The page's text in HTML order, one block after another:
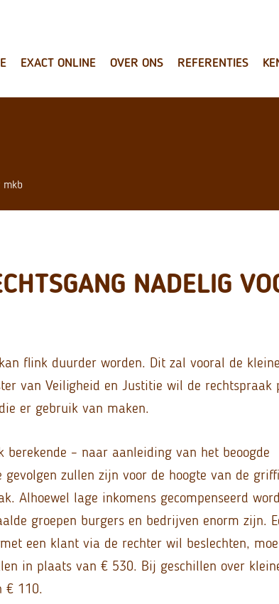
EXACT ONLINE OVER ONS REFERENTIES
mkb
NADELIG
flink duurder worden. Dit zal vooral de kleine
van Veiligheid en Justitie wil de rechtspraak
er gebruik van maken.
berekende – naar aanleiding van het beoogde
gevolgen zullen zijn voor de hoogte van de
Alhoewel lage inkomens gecompenseerd
groepen burgers en bedrijven enorm zijn.
een klant via de rechter wil beslechten,
in plaats van € 530. Bij geschillen over
€ 110.